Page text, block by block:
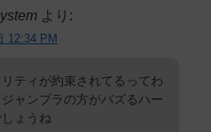
より:
12:34 PM
ティが約束されてるってわ
ャンプラの方がバズるハー
ょうね